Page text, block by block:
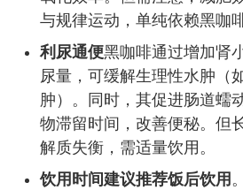
与规律运动，单纯依赖黑咖
利尿通便黑咖啡通过增加肾
尿量，可缓解生理性水肿（
肿）。同时，其促进肠道蠕
物滞留时间，改善便秘。但
解质失衡，需适量饮用。
饮用时间建议推荐饭后饮用